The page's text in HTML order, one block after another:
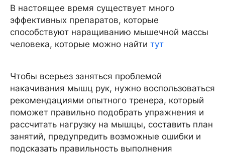
В настоящее время существует много
эффективных препаратов, которые
способствуют наращиванию мышечной массы
человека, которые можно найти тут
Чтобы всерьез заняться проблемой
накачивания мышц рук, нужно воспользоваться
рекомендациями опытного тренера, который
поможет правильно подобрать упражнения и
рассчитать нагрузку на мышцы, составить план
занятий, предупредить возможные ошибки и
подсказать правильность выполнения